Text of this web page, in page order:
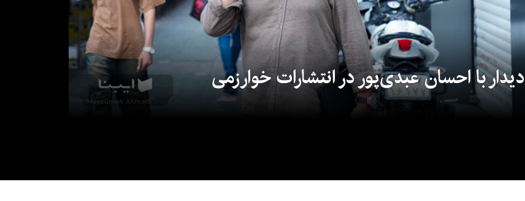
دیدار با احسان عبدی‌پور در انتشارات خوارزمی